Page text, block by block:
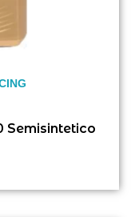
Semisintetico